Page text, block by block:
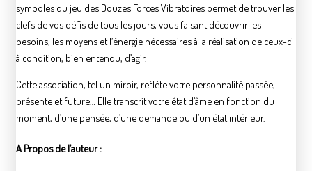
symboles du jeu des Douzes Forces Vibratoires permet de trouver les
clefs de vos défis de tous les jours, vous faisant découvrir les
besoins, les moyens et l’énergie nécessaires à la réalisation de ceux-ci
à condition, bien entendu, d’agir.
Cette association, tel un miroir, reflète votre personnalité passée,
présente et future… Elle transcrit votre état d’âme en fonction du
moment, d’une pensée, d’une demande ou d’un état intérieur.
A Propos de l’auteur :